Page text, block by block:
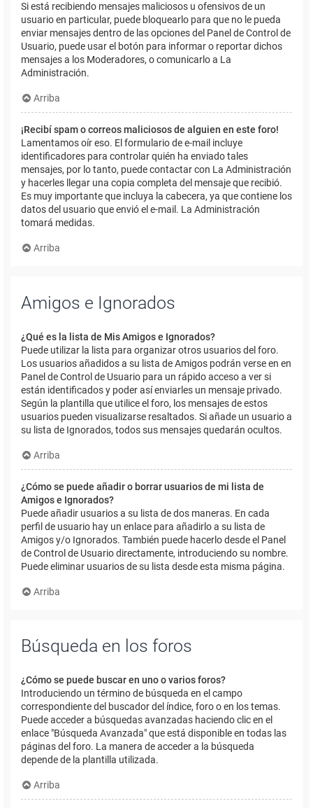
Si está recibiendo mensajes maliciosos u ofensivos de un
usuario en particular, puede bloquearlo para que no le pueda
enviar mensajes dentro de las opciones del Panel de Control de
Usuario, puede usar el botón para informar o reportar dichos
mensajes a los Moderadores, o comunicarlo a La
Administración.
Arriba
¡Recibí spam o correos maliciosos de alguien en este foro!
Lamentamos oír eso. El formulario de e-mail incluye
identificadores para controlar quién ha enviado tales
mensajes, por lo tanto, puede contactar con La Administración
y hacerles llegar una copia completa del mensaje que recibió.
Es muy importante que incluya la cabecera, ya que contiene los
datos del usuario que envió el e-mail. La Administración
tomará medidas.
Arriba
Amigos e Ignorados
¿Qué es la lista de Mis Amigos e Ignorados?
Puede utilizar la lista para organizar otros usuarios del foro.
Los usuarios añadidos a su lista de Amigos podrán verse en en
Panel de Control de Usuario para un rápido acceso a ver si
están identificados y poder así enviarles un mensaje privado.
Según la plantilla que utilice el foro, los mensajes de estos
usuarios pueden visualizarse resaltados. Si añade un usuario a
su lista de Ignorados, todos sus mensajes quedarán ocultos.
Arriba
¿Cómo se puede añadir o borrar usuarios de mi lista de
Amigos e Ignorados?
Puede añadir usuarios a su lista de dos maneras. En cada
perfil de usuario hay un enlace para añadirlo a su lista de
Amigos y/o Ignorados. También puede hacerlo desde el Panel
de Control de Usuario directamente, introduciendo su nombre.
Puede eliminar usuarios de su lista desde esta misma página.
Arriba
Búsqueda en los foros
¿Cómo se puede buscar en uno o varios foros?
Introduciendo un término de búsqueda en el campo
correspondiente del buscador del índice, foro o en los temas.
Puede acceder a búsquedas avanzadas haciendo clic en el
enlace "Búsqueda Avanzada" que está disponible en todas las
páginas del foro. La manera de acceder a la búsqueda
depende de la plantilla utilizada.
Arriba